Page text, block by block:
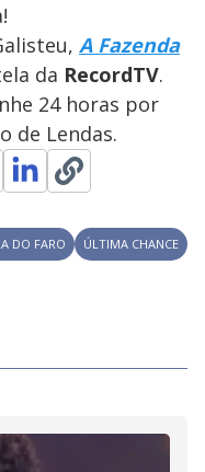
A Fazenda
da RecordTV.
24 horas por
de Lendas.
DO FARO
ÚLTIMA CHANCE